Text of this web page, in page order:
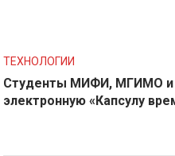
ТЕХНОЛОГИИ
Студенты МИФИ, МГИМО и
электронную «Капсулу